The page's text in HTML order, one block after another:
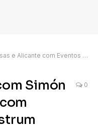
com Eventos Mare Nostrum
Simón
0